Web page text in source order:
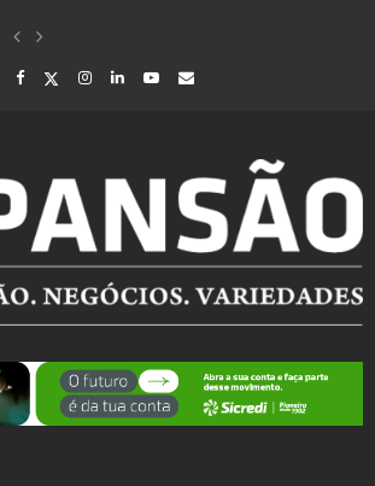
AUMENTO DE CASOS DE SÍNDROME GRIPAL